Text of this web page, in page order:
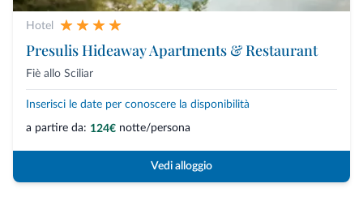
Hotel
Presulis Hideaway Apartments & Restaurant
Fiè allo Sciliar
Inserisci le date per conoscere la disponibilità
a partire da: 124€ notte/persona
Vedi alloggio